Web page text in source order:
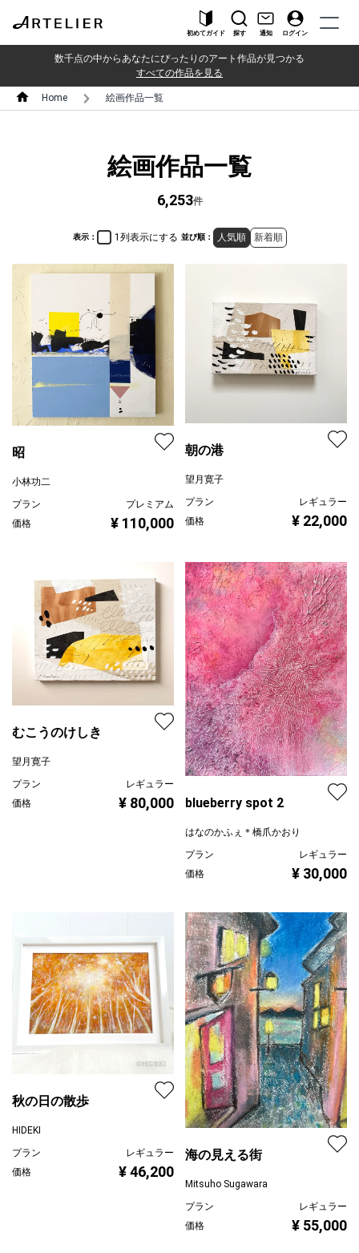
初めてガイド 探す 通知 ログイン
数千点の中からあなたにぴったりのアート作品が見つかる
すべての作品を見る
Home 絵画作品一覧
絵画作品一覧
6,253件
表示： 1列表示にする 並び順： 人気順 新着順
昭
小林功二
プラン
プレミアム
価格
¥ 110,000
朝の港
望月寛子
プラン
レギュラー
価格
¥ 22,000
むこうのけしき
望月寛子
プラン
レギュラー
価格
¥ 80,000 blueberry spot 2
はなのかふぇ＊橋爪かおり
プラン
レギュラー
価格
¥ 30,000
秋の日の散歩
HIDEKI
プラン
レギュラー
価格
¥ 46,200
海の見える街
Mitsuho Sugawara
プラン
レギュラー
価格
¥ 55,000